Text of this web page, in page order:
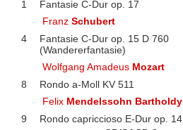
1
Fantasie C-Dur op. 17
FranzSchubert
4
Fantasie C-Dur op. 15 D 760
(Wandererfantasie)
Wolfgang Amadeus Mozart
8
Rondo a-Moll KV 511
Felix Mendelssohn Bartholdy
9
Rondo capriccioso E-Dur op. 14